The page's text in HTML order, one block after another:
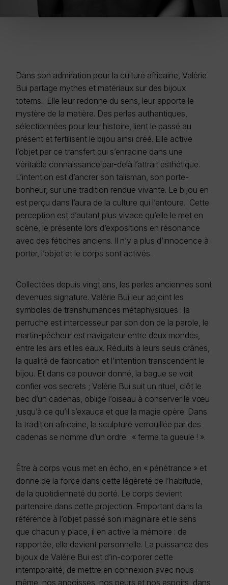
Dans son admiration pour la culture africaine, Valérie
Bui partage mythes et matériaux sur des bijoux
totems. Elle leur redonne du sens, leur apporte le
mystère de la matière. Des perles authentiques,
sélectionnées pour leur histoire, lient le passé au
présent et fertilisent le bijou ainsi créé. Elle active
l’objet par ce transfert qui s’enracine dans une
véritable connaissance par-delà l’attrait esthétique.
L’intention est d’ancrer son talisman, son porte-
bonheur, sur une tradition rendue vivante. Le bijou en
est perçu dans l’aura de la culture qui l’entoure. Cette
perception est d’autant plus vivace qu’elle le met en
scène, le présente lors d’expositions en résonance
avec des fétiches anciens. Il n’y a plus d’innocence à
porter, l’objet et le corps sont activés.
Collectées depuis vingt ans, les perles anciennes sont
devenues signature. Valérie Bui leur adjoint les
symboles de transhumances métaphysiques : la
perruche est intercesseur par son don de la parole, le
martin-pêcheur est navigateur entre deux mondes,
entre les airs et les eaux. Réduits à leurs seuls crânes,
la qualité de fabrication et l’intention transcendent le
bijou. Et dans ce pouvoir donné, la bague se voit
confier vos secrets ; Valérie Bui suit un rituel, clôt le
bec d’un cadenas, oblige l’oiseau à conserver le vœu
jusqu’à ce qu’il s’exauce et que la magie opère. Dans
la tradition africaine, la sculpture verrouillée par des
cadenas se nomme d’un ordre : « ferme ta gueule ! ».
Être à corps vous met en écho, en « pénétrance » et
donne de la force dans cette légèreté de l’habitude,
de la quotidienneté du porté. Le corps devient
partenaire dans cette projection. Emportant dans la
référence à l’objet passé son imaginaire et le sens
que chacun y place, il en active la mémoire : de
rapportée, elle devient personnelle. La puissance des
bijoux de Valérie Bui est d’in-corporer cette
intemporalité, de mettre en connexion avec nous-
même, nos angoisses, nos peurs et nos espoirs, dans